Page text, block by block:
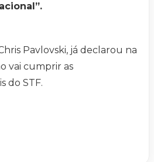
Pavlovski, já declarou na
vai cumprir as
do STF.